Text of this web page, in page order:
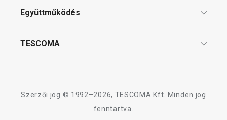
Gyakori kérdések
Reklamáció és termékvisszaküldés
Együttműködés
TESCOMA
Szerzői jog © 1992–2026, TESCOMA Kft. Minden jog
fenntartva.